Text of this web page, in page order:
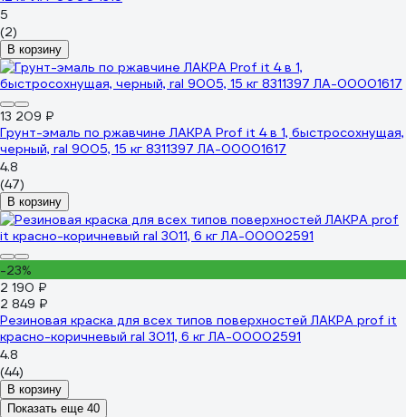
5
(2)
В корзину
13 209 ₽
Грунт-эмаль по ржавчине ЛАКРА Prof it 4 в 1, быстросохнущая,
черный, ral 9005, 15 кг 8311397 ЛА-00001617
4.8
(47)
В корзину
-23%
2 190 ₽
2 849 ₽
Резиновая краска для всех типов поверхностей ЛАКРА prof it
красно-коричневый ral 3011, 6 кг ЛА-00002591
4.8
(44)
В корзину
Показать еще 40